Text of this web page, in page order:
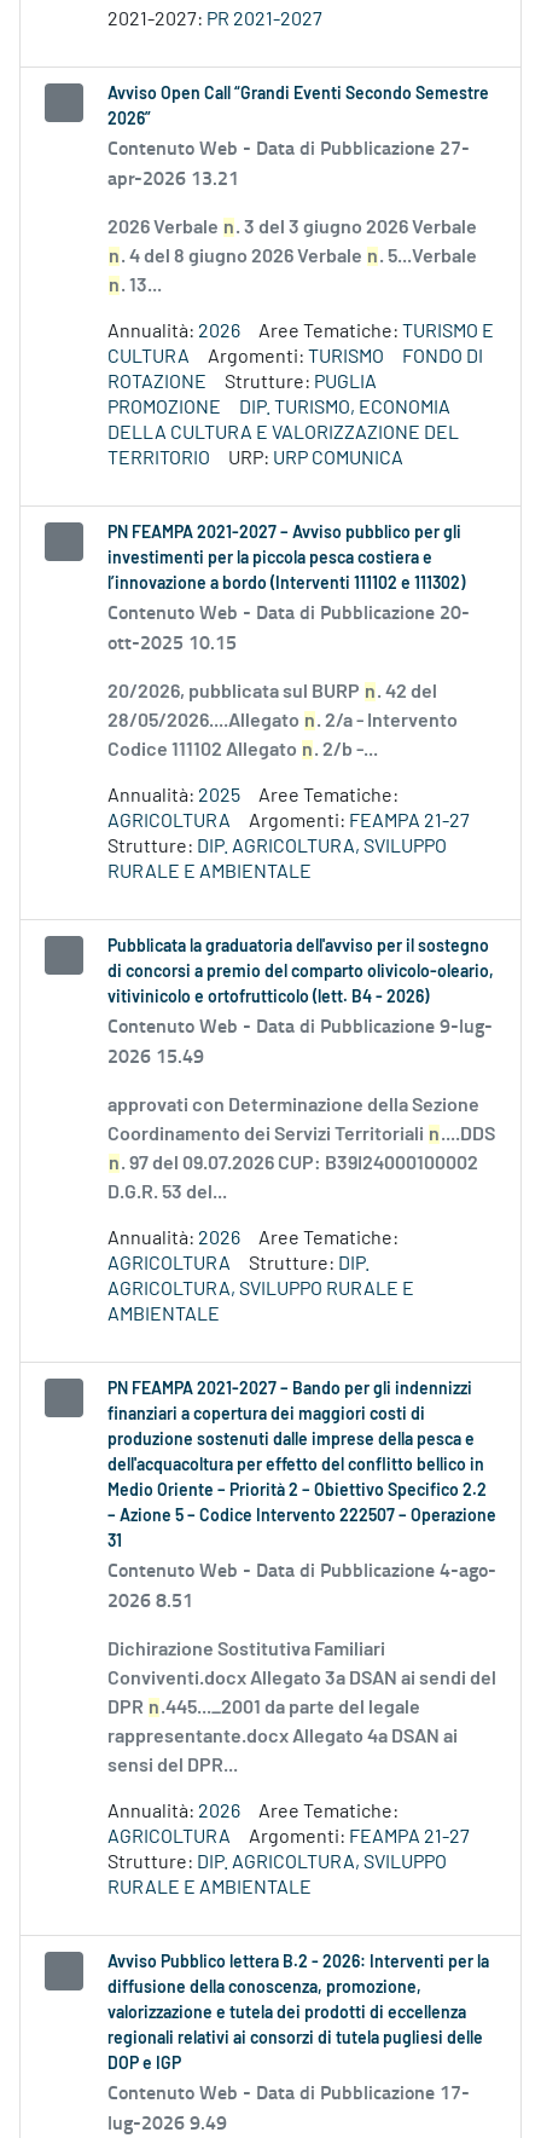
2021-2027: PR 2021-2027
Avviso Open Call “Grandi Eventi Secondo Semestre
2026”
Contenuto Web - Data di Pubblicazione 27-
apr-2026 13.21
2026 Verbale n. 3 del 3 giugno 2026 Verbale
n. 4 del 8 giugno 2026 Verbale n. 5...Verbale
n. 13...
Annualità: 2026 Aree Tematiche: TURISMO E
CULTURA
Argomenti: TURISMO
FONDO DI
ROTAZIONE
Strutture: PUGLIA
PROMOZIONE
DIP. TURISMO, ECONOMIA
DELLA CULTURA E VALORIZZAZIONE DEL
TERRITORIO
URP: URP COMUNICA
PN FEAMPA 2021-2027 – Avviso pubblico per gli
investimenti per la piccola pesca costiera e
l’innovazione a bordo (Interventi 111102 e 111302)
Contenuto Web - Data di Pubblicazione 20-
ott-2025 10.15
20/2026, pubblicata sul BURP n. 42 del
28/05/2026....Allegato n. 2/a - Intervento
Codice 111102 Allegato n. 2/b -...
Annualità: 2025
Aree Tematiche:
AGRICOLTURA
Argomenti: FEAMPA 21-27
Strutture: DIP. AGRICOLTURA, SVILUPPO
RURALE E AMBIENTALE
Pubblicata la graduatoria dell'avviso per il sostegno
di concorsi a premio del comparto olivicolo-oleario,
vitivinicolo e ortofrutticolo (lett. B4 - 2026)
Contenuto Web - Data di Pubblicazione 9-lug-
2026 15.49
approvati con Determinazione della Sezione
Coordinamento dei Servizi Territoriali n....DDS
n. 97 del 09.07.2026 CUP: B39I24000100002
D.G.R. 53 del...
Annualità: 2026
Aree Tematiche:
AGRICOLTURA
Strutture: DIP.
AGRICOLTURA, SVILUPPO RURALE E
AMBIENTALE
PN FEAMPA 2021-2027 – Bando per gli indennizzi
finanziari a copertura dei maggiori costi di
produzione sostenuti dalle imprese della pesca e
dell'acquacoltura per effetto del conflitto bellico in
Medio Oriente – Priorità 2 – Obiettivo Specifico 2.2
– Azione 5 – Codice Intervento 222507 – Operazione
31
Contenuto Web - Data di Pubblicazione 4-ago-
2026 8.51
Dichirazione Sostitutiva Familiari
Conviventi.docx Allegato 3a DSAN ai sendi del
DPR n.445..._2001 da parte del legale
rappresentante.docx Allegato 4a DSAN ai
sensi del DPR...
Annualità: 2026
Aree Tematiche:
AGRICOLTURA
Argomenti: FEAMPA 21-27
Strutture: DIP. AGRICOLTURA, SVILUPPO
RURALE E AMBIENTALE
Avviso Pubblico lettera B.2 - 2026: Interventi per la
diffusione della conoscenza, promozione,
valorizzazione e tutela dei prodotti di eccellenza
regionali relativi ai consorzi di tutela pugliesi delle
DOP e IGP
Contenuto Web - Data di Pubblicazione 17-
lug-2026 9.49